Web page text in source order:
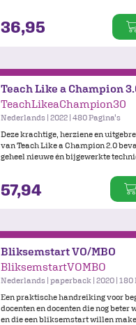
aan de principes van spelend
gebruiken zijn bij ‘formele’
36,95
Teach Like a Champion
TeachLikeaChampion30
Nederlands | 2022 | 480 Pagina's
Deze krachtige, herziene en
van Teach Like a Champion 2.0
geheel nieuwe én bijgewerkte
Bij deze uitgave hoort een website
beeldmateriaal waarin technieken
gedemonstreerd.
57,94
Bliksemstart VO/MBO
BliksemstartVOMBO
Nederlands | paperback | 2020 | 180
Een praktische handreiking voor
docenten en docenten die nog beter
en die een bliksemstart willen